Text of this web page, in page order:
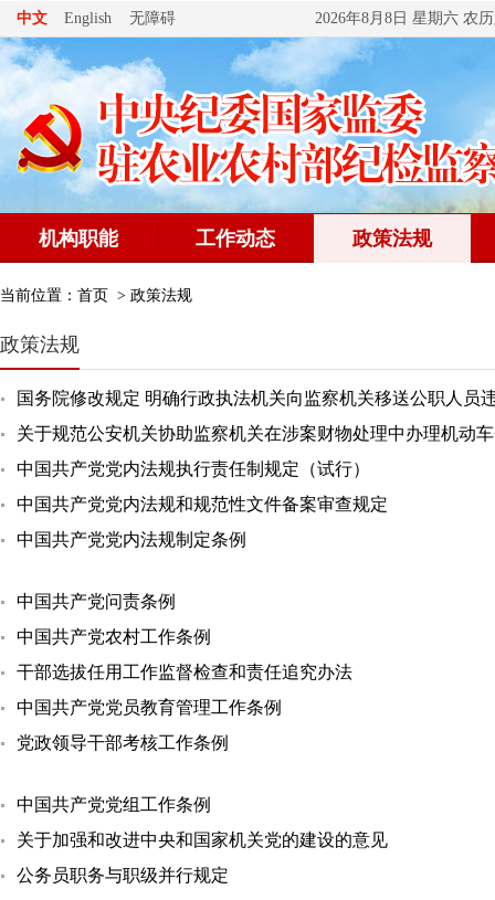
中文 English 无障碍 2026年8月8日 星期六 农
机构职能 工作动态 政策法规
当前位置： 首页 > 政策法规
政策法规
国务院修改规定 明确行政执法机关向监察机关移送公职人员
关于规范公安机关协助监察机关在涉案财物处理中办理机动
中国共产党党内法规执行责任制规定（试行）
中国共产党党内法规和规范性文件备案审查规定
中国共产党党内法规制定条例
中国共产党问责条例
中国共产党农村工作条例
干部选拔任用工作监督检查和责任追究办法
中国共产党党员教育管理工作条例
党政领导干部考核工作条例
中国共产党党组工作条例
关于加强和改进中央和国家机关党的建设的意见
公务员职务与职级并行规定